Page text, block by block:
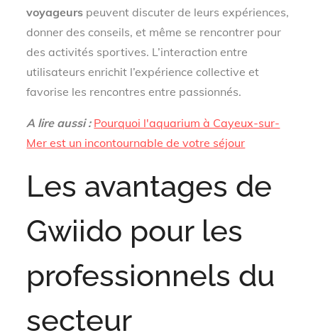
voyageurs peuvent discuter de leurs expériences,
donner des conseils, et même se rencontrer pour
des activités sportives. L’interaction entre
utilisateurs enrichit l’expérience collective et
favorise les rencontres entre passionnés.
A lire aussi : Pourquoi l'aquarium à Cayeux-sur-
Mer est un incontournable de votre séjour
Les avantages de
Gwiido pour les
professionnels du
secteur